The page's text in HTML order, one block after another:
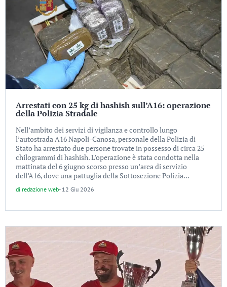
Arrestati con 25 kg di hashish sull’A16: operazione
della Polizia Stradale
Nell’ambito dei servizi di vigilanza e controllo lungo
l’autostrada A16 Napoli-Canosa, personale della Polizia di
Stato ha arrestato due persone trovate in possesso di circa 25
chilogrammi di hashish. L’operazione è stata condotta nella
mattinata del 6 giugno scorso presso un’area di servizio
dell’A16, dove una pattuglia della Sottosezione Polizia...
di redazione web- 12 Giu 2026